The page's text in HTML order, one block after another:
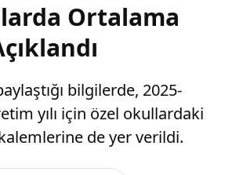
Ortalama
bilgilerde, 2025-
yılı için özel okullardaki
de yer verildi.